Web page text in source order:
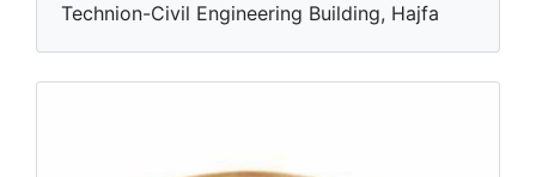
Technion-Civil Engineering Building, Hajfa